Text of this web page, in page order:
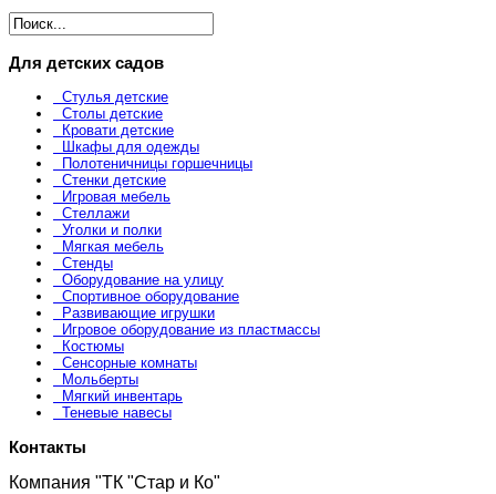
Для детских садов
Стулья детские
Столы детские
Кровати детские
Шкафы для одежды
Полотеничницы горшечницы
Стенки детские
Игровая мебель
Стеллажи
Уголки и полки
Мягкая мебель
Стенды
Оборудование на улицу
Спортивное оборудование
Развивающие игрушки
Игровое оборудование из пластмассы
Костюмы
Сенсорные комнаты
Мольберты
Мягкий инвентарь
Теневые навесы
Контакты
Компания "ТК "Стар и Ко"